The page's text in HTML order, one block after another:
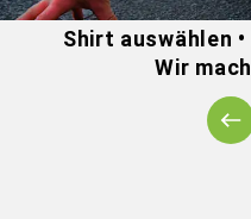
FIRMENLAUF
Shirt auswählen
Wir